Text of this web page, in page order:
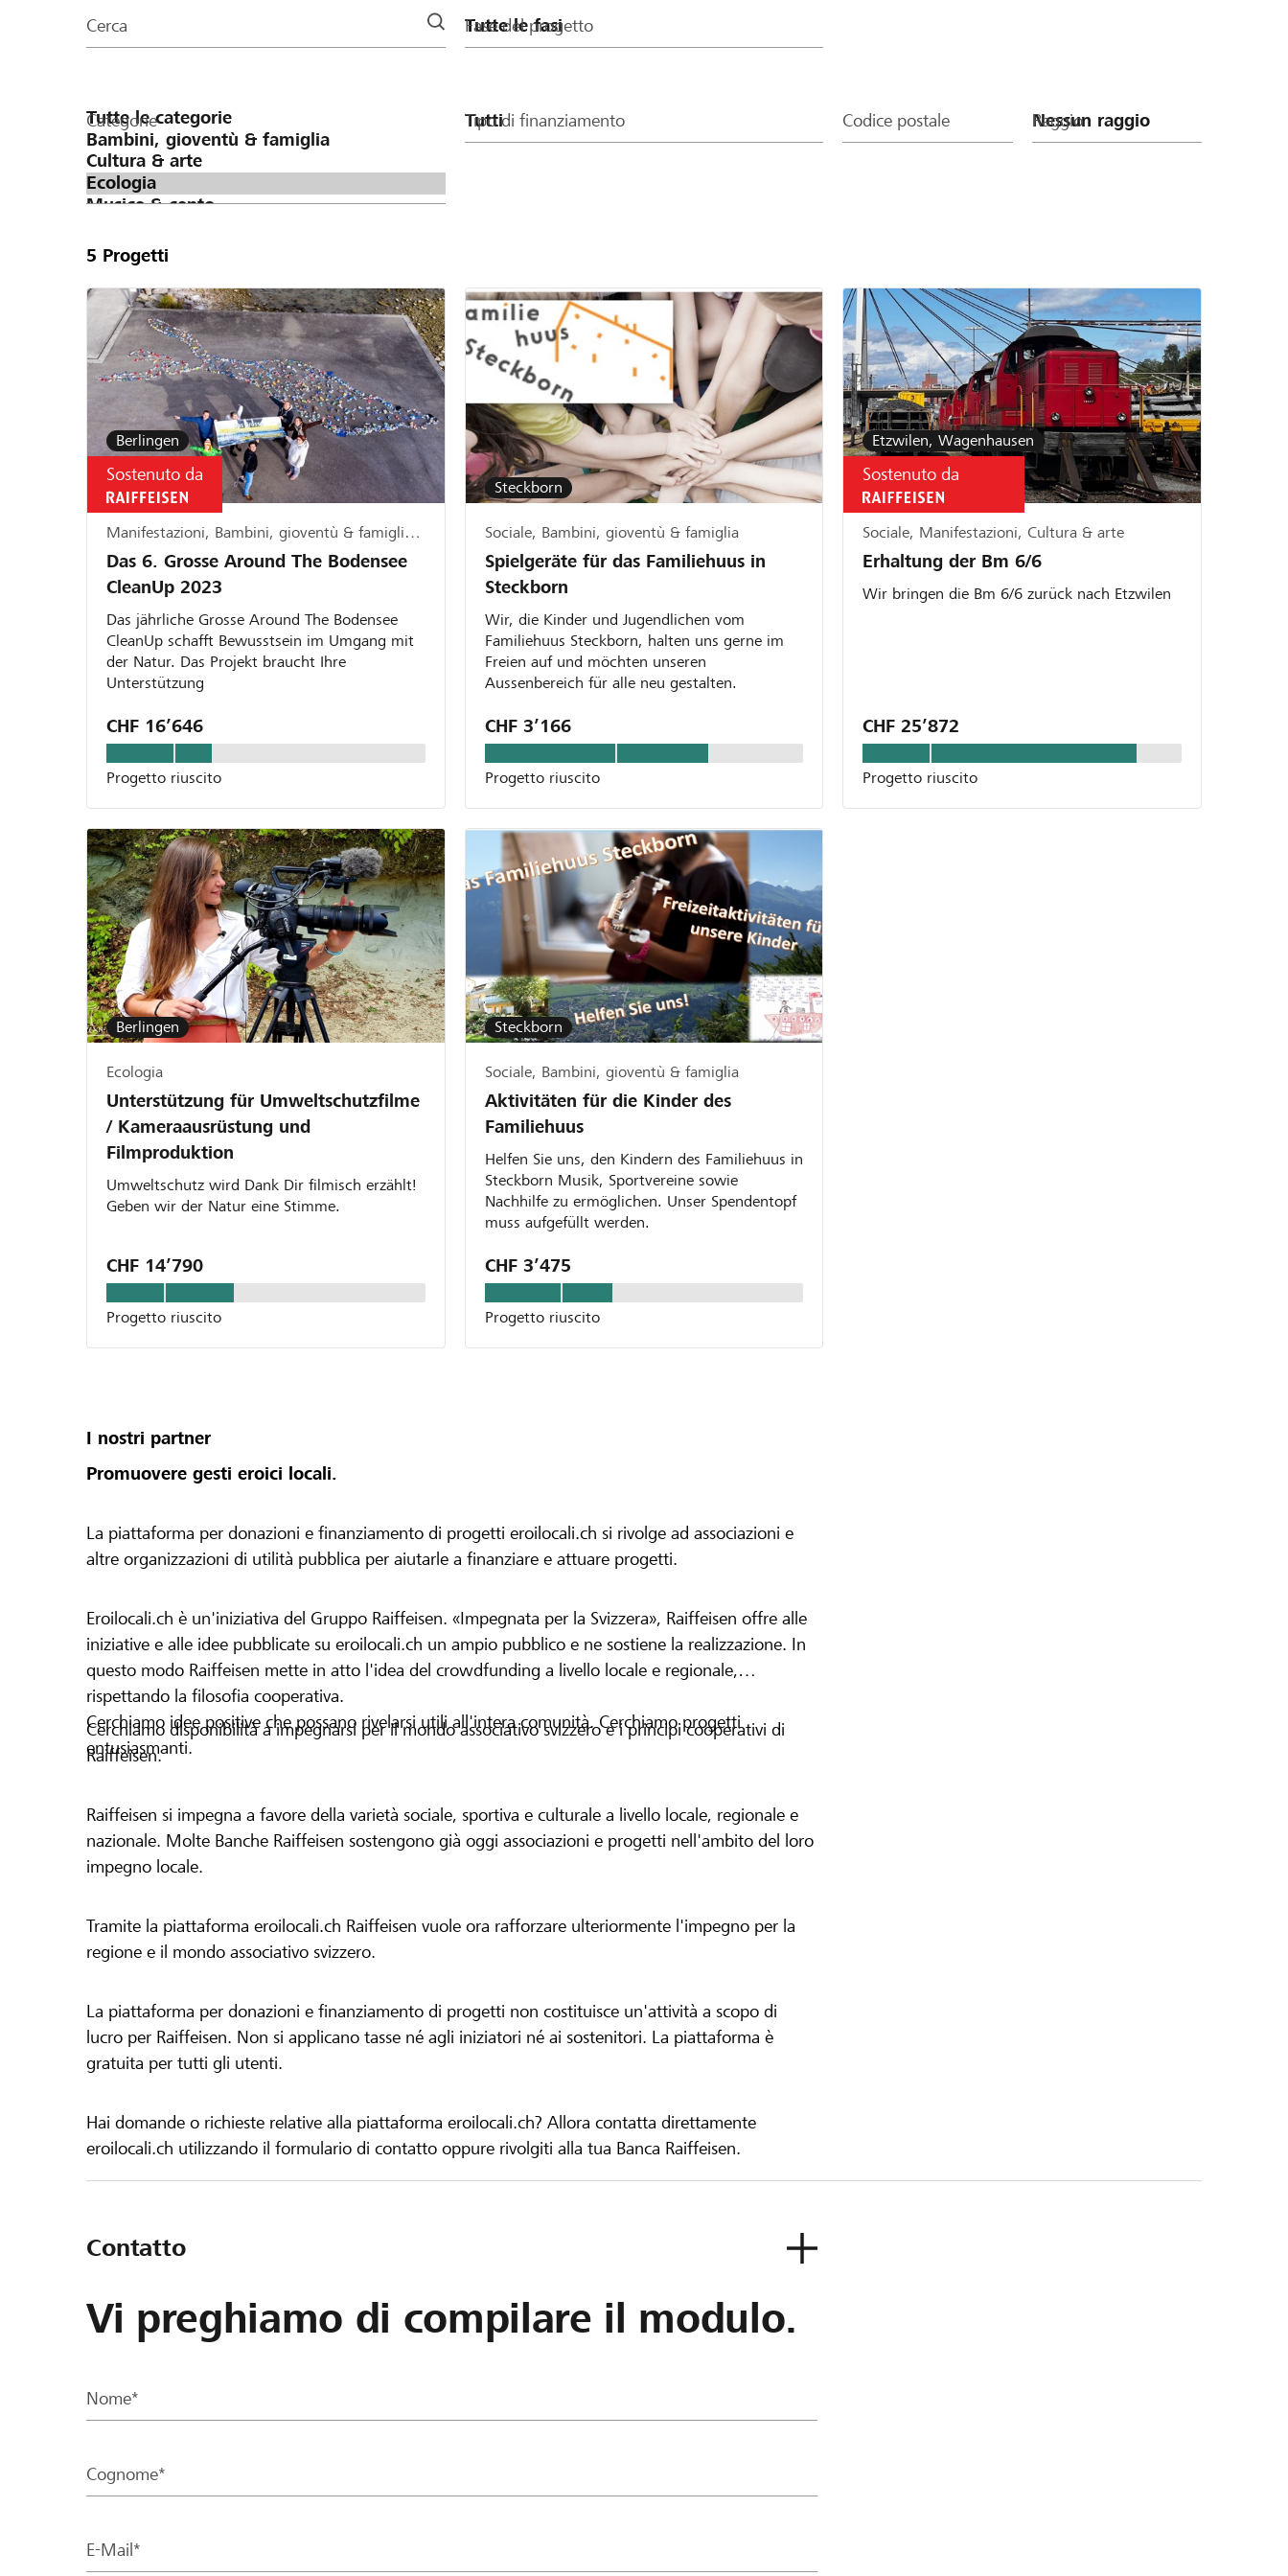
della
Cerca Fase del progetto
Categorie Tipo di finanziamento Codice postale Raggio
5 Progetti
Berlingen
Sostenuto da
Manifestazioni, Bambini, gioventù & famiglia, Ecologia
Das 6. Grosse Around The Bodensee
CleanUp 2023
Das jährliche Grosse Around The Bodensee
CleanUp schafft Bewusstsein im Umgang mit
der Natur. Das Projekt braucht Ihre
Unterstützung
CHF 16’646
Progetto riuscito
Steckborn
Sociale, Bambini, gioventù & famiglia
Spielgeräte für das Familiehuus in
Steckborn
Wir, die Kinder und Jugendlichen vom
Familiehuus Steckborn, halten uns gerne im
Freien auf und möchten unseren
Aussenbereich für alle neu gestalten.
CHF 3’166
Progetto riuscito
Etzwilen, Wagenhausen
Sostenuto da
Sociale, Manifestazioni, Cultura & arte
Erhaltung der Bm 6/6
Wir bringen die Bm 6/6 zurück nach Etzwilen
CHF 25’872
Progetto riuscito
Berlingen
Ecologia
Unterstützung für Umweltschutzfilme
/ Kameraausrüstung und
Filmproduktion
Umweltschutz wird Dank Dir filmisch erzählt!
Geben wir der Natur eine Stimme.
CHF 14’790
Progetto riuscito
Steckborn
Sociale, Bambini, gioventù & famiglia
Aktivitäten für die Kinder des
Familiehuus
Helfen Sie uns, den Kindern des Familiehuus in
Steckborn Musik, Sportvereine sowie
Nachhilfe zu ermöglichen. Unser Spendentopf
muss aufgefüllt werden.
CHF 3’475
Progetto riuscito
I nostri partner
Promuovere gesti eroici locali.
La piattaforma per donazioni e finanziamento di progetti eroilocali.ch si rivolge ad associazioni e
altre organizzazioni di utilità pubblica per aiutarle a finanziare e attuare progetti.
Eroilocali.ch è un'iniziativa del Gruppo Raiffeisen. «Impegnata per la Svizzera», Raiffeisen offre alle
iniziative e alle idee pubblicate su eroilocali.ch un ampio pubblico e ne sostiene la realizzazione. In
questo modo Raiffeisen mette in atto l'idea del crowdfunding a livello locale e regionale,
rispettando la filosofia cooperativa.
Cerchiamo idee positive che possano rivelarsi utili all'intera comunità. Cerchiamo progetti
entusiasmanti.
Cerchiamo disponibilità a impegnarsi per il mondo associativo svizzero e i principi cooperativi di
Raiffeisen.
Raiffeisen si impegna a favore della varietà sociale, sportiva e culturale a livello locale, regionale e
nazionale. Molte Banche Raiffeisen sostengono già oggi associazioni e progetti nell'ambito del loro
impegno locale.
Tramite la piattaforma eroilocali.ch Raiffeisen vuole ora rafforzare ulteriormente l'impegno per la
regione e il mondo associativo svizzero.
La piattaforma per donazioni e finanziamento di progetti non costituisce un'attività a scopo di
lucro per Raiffeisen. Non si applicano tasse né agli iniziatori né ai sostenitori. La piattaforma è
gratuita per tutti gli utenti.
Hai domande o richieste relative alla piattaforma eroilocali.ch? Allora contatta direttamente
eroilocali.ch utilizzando il formulario di contatto oppure rivolgiti alla tua Banca Raiffeisen.
Contatto
Vi preghiamo di compilare il modulo.
Nome*
Cognome*
E-Mail*